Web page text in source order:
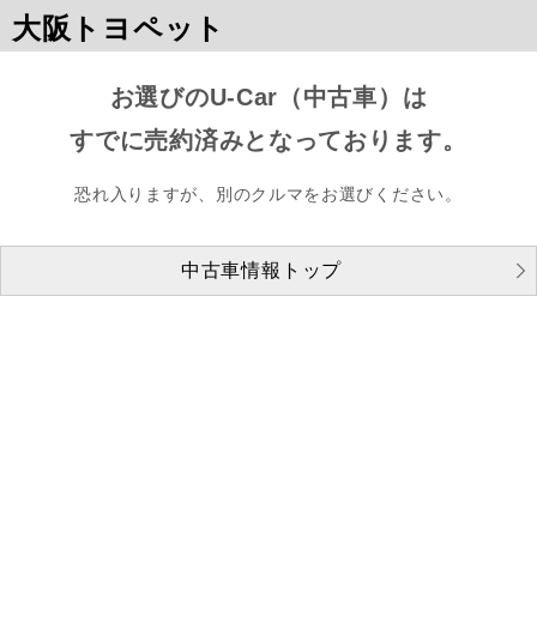
大阪トヨペット
お選びのU-Car（中古車）は
すでに売約済みとなっております。
恐れ入りますが、別のクルマをお選びください。
中古車情報トップ